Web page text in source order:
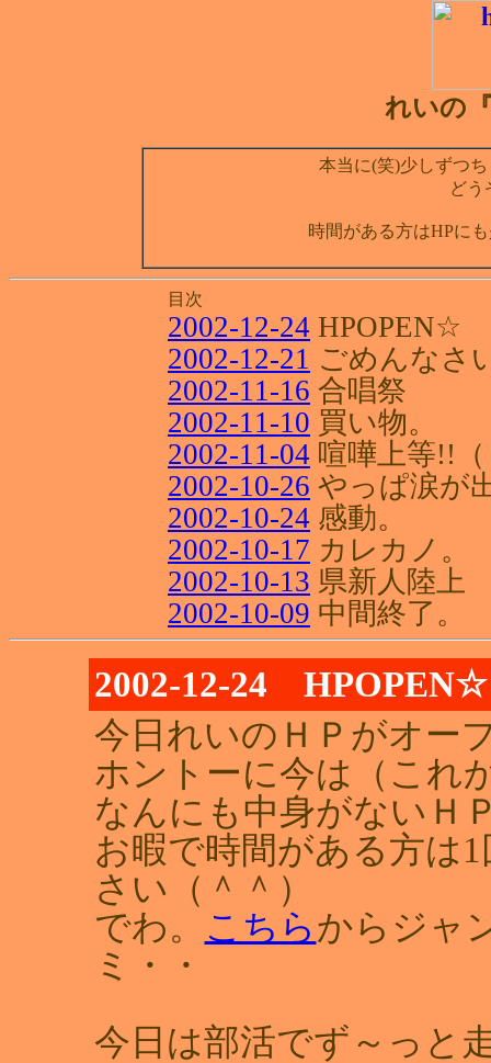
れいの
本当に(笑)少しずつ
どう
時間がある方はHPに
目次
2002-12-24 HPOPEN☆
2002-12-21 ごめんなさ
2002-11-16 合唱祭
2002-11-10 買い物。
2002-11-04 喧嘩上等!!
2002-10-26 やっぱ涙が
2002-10-24 感動。
2002-10-17 カレカノ。
2002-10-13 県新人陸上
2002-10-09 中間終了。
2002-12-24 HPOPEN☆
今日れいのＨＰがオー
ホントーに今は（これ
なんにも中身がないＨ
お暇で時間がある方は
さい（＾＾）
でわ。
こちらからジャ
ミ・・
今日は部活でず～っと